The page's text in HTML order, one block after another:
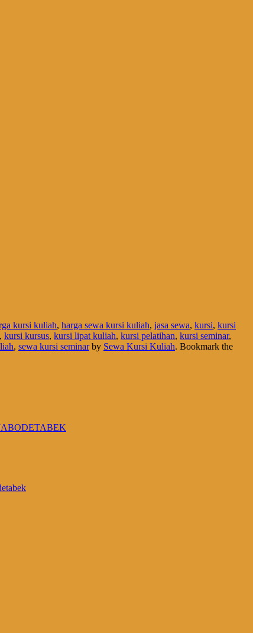
kursi kuliah, harga sewa kursi kuliah, jasa sewa, kursi, kursi
, kursi kursus, kursi lipat kuliah, kursi pelatihan, kursi seminar,
, sewa kursi seminarby Sewa Kursi Kuliah. Bookmark the